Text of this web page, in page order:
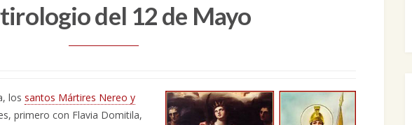
del 12 de Mayo
los santos Mártires Nereo y
primero con Flavia Domitila,